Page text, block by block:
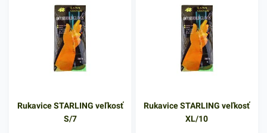
Rukavice STARLING veľkosť
S/7
Rukavice STARLING veľkosť
XL/10